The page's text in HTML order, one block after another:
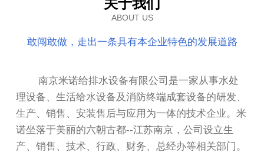
关于我们
ABOUT US
敢闯敢做，走出一条具有本企业特色的发展道路
南京米诺给排水设备有限公司是一家从事水处
理设备、生活给水设备及消防终端成套设备的研发、
生产、销售、安装售后与应用为一体的技术企业。米
诺坐落于美丽的六朝古都--江苏南京，公司设立生
产、销售、技术、行政、财务、总经办等相关部门。